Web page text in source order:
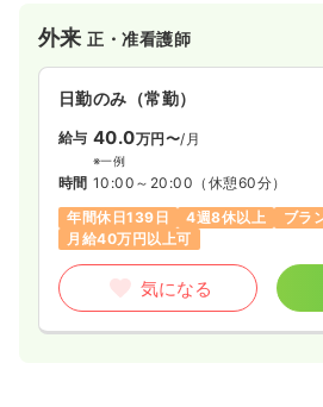
外来正・准看護師
日勤のみ（常勤）
給与 40.0万円〜/月
※一例
時間 10:00～20:00 （休憩60分）
年間休日139日
4週8休以上 ブラ
月給40万円以上可
気になる